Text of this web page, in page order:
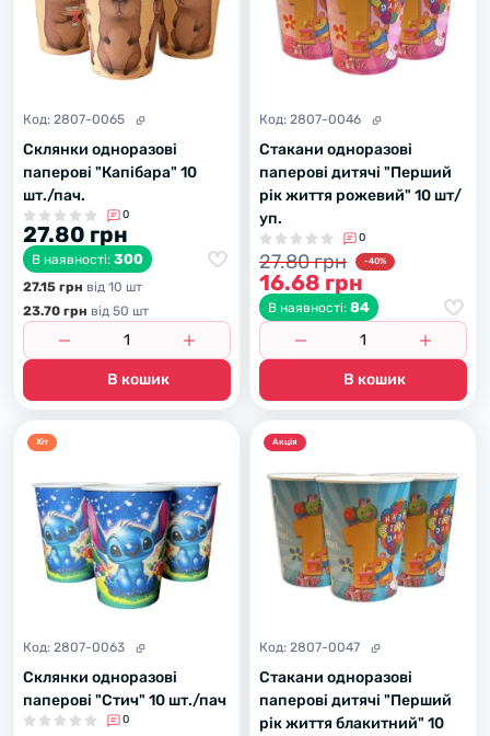
Код: 2807-0065
Склянки одноразові
паперові "Капібара" 10
шт./пач.
0
27.80 грн
В наявності: 300
27.15 грн вiд 10 шт
23.70 грн вiд 50 шт
В кошик
Код: 2807-0046
Стакани одноразові
паперові дитячі "Перший
рік життя рожевий" 10 шт/
уп.
0
27.80 грн -40%
16.68 грн
В наявності: 84
В кошик
Хiт
Код: 2807-0063
Склянки одноразові
паперові "Стич" 10 шт./пач
0
Акцiя
Код: 2807-0047
Стакани одноразові
паперові дитячі "Перший
рік життя блакитний" 10